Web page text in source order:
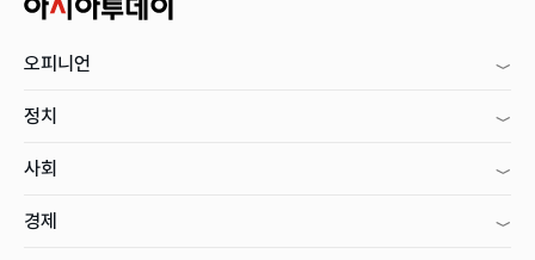
오피니언
정치
사회
경제